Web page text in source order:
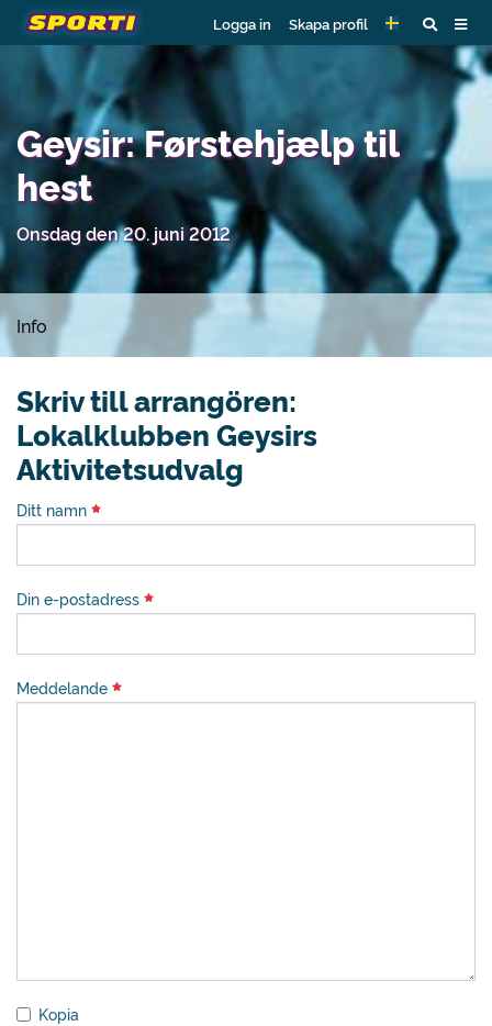
Logga in Skapa profil
Geysir: Førstehjælp til
hest
Onsdag den 20. juni 2012
Info
Skriv till arrangören:
Lokalklubben Geysirs
Aktivitetsudvalg
Ditt namn
Din e-postadress
Meddelande
Kopia